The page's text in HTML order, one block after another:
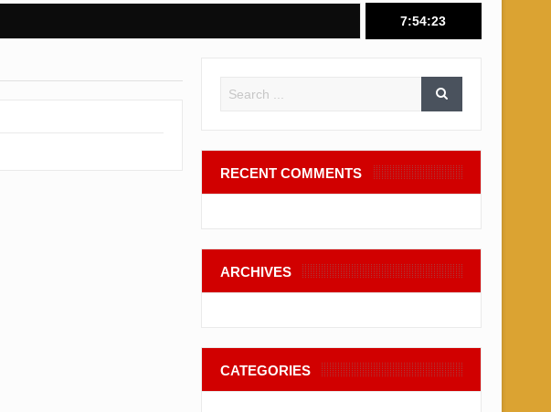
7:54:24
RECENT COMMENTS
ARCHIVES
CATEGORIES